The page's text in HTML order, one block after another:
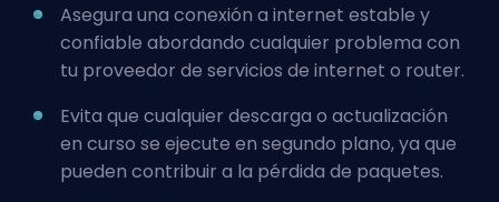
Asegura una conexión a internet estable y
confiable abordando cualquier problema con
tu proveedor de servicios de internet o router.
Evita que cualquier descarga o actualización
en curso se ejecute en segundo plano, ya que
pueden contribuir a la pérdida de paquetes.